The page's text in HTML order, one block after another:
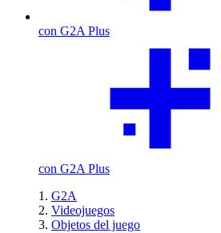
con G2A Plus
con G2A Plus
G2A
Videojuegos
Objetos del juego